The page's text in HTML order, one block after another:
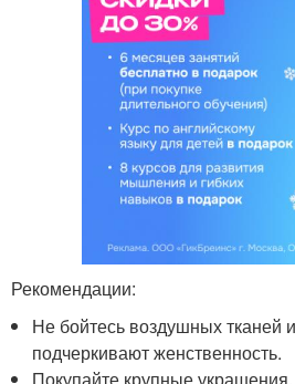
Рекомендации:
Не бойтесь воздушных тканей
подчеркивают женственность.
Покупайте крупные